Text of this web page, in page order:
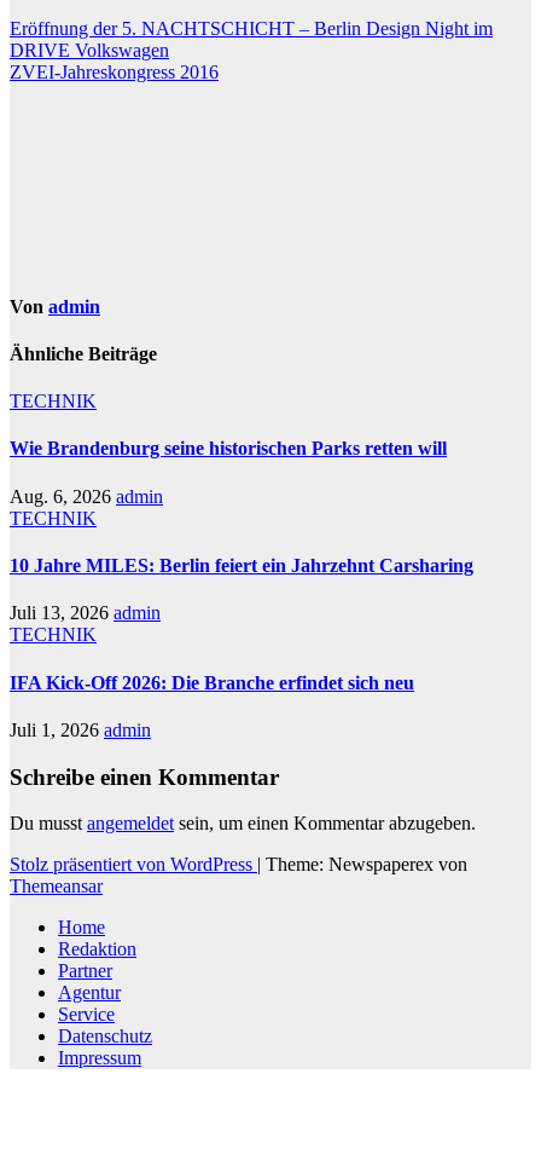
Beitragsnavigation
Eröffnung der 5. NACHTSCHICHT – Berlin Design Night im
DRIVE Volkswagen
ZVEI-Jahreskongress 2016
Von admin
Ähnliche Beiträge
TECHNIK
Wie Brandenburg seine historischen Parks retten will
Aug. 6, 2026 admin
TECHNIK
10 Jahre MILES: Berlin feiert ein Jahrzehnt Carsharing
Juli 13, 2026 admin
TECHNIK
IFA Kick-Off 2026: Die Branche erfindet sich neu
Juli 1, 2026 admin
Schreibe einen Kommentar
Du musst angemeldet sein, um einen Kommentar abzugeben.
Stolz präsentiert von WordPress | Theme: Newspaperex von
Themeansar
Home
Redaktion
Partner
Agentur
Service
Datenschutz
Impressum